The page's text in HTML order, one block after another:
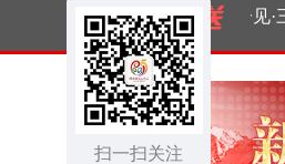
扫一扫关注
一见·三
懂中国